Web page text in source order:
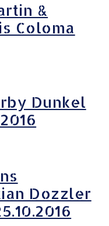
&
Coloma
Dunkel
Dozzler